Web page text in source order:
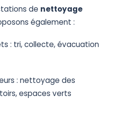
de nettoyage
également :
: tri, collecte, évacuation
: nettoyage des
espaces verts